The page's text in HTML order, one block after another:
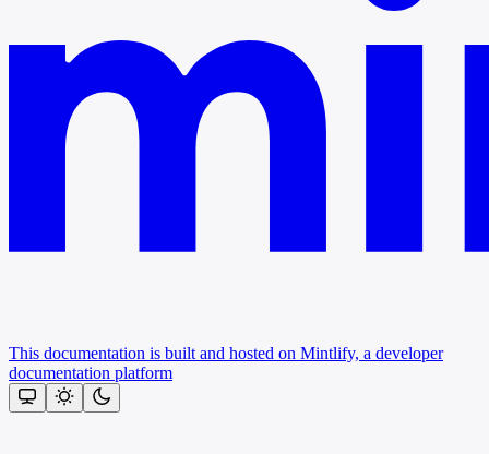
This documentation is built and hosted on Mintlify, a developer
documentation platform